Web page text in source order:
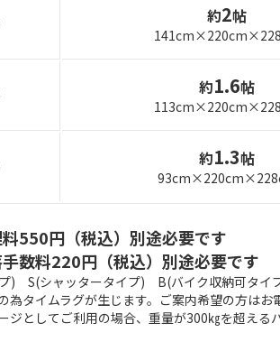
約2帖
約1.6帖
約1.3帖
550円（税込）別途必要です
数料220円（税込）別途必要です
) S(シャッタータイプ) B(バイク収納可タイ
為タイムラグが生じます。ご案内希望の方はお
ジとしてご利用の場合、重量が300㎏を超える